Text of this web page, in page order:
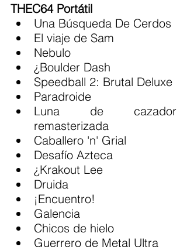
THEC64 Portátil
Una Búsqueda De Cerdos
El viaje de Sam
Nebulo
¿Boulder Dash
Speedball 2: Brutal Deluxe
Paradroide
Luna de cazador
remasterizada
Caballero 'n' Grial
Desafío Azteca
¿Krakout Lee
Druida
¡Encuentro!
Galencia
Chicos de hielo
Guerrero de Metal Ultra